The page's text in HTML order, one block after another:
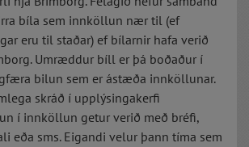
bíla sem innköllun nær til (ef
eru til staðar) ef bílarnir hafa verið
Umræddur bíll er þá boðaður í
bilun sem er ástæða innköllunar.
skráð í upplýsingakerfi
í innköllun getur verið með bréfi,
eða sms. Eigandi velur þann tíma sem